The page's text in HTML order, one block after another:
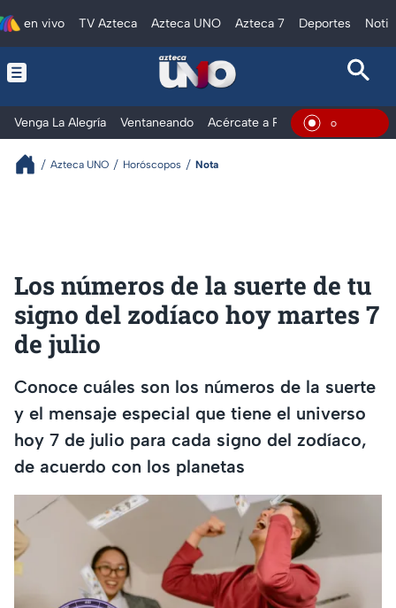
en vivo TV Azteca Azteca UNO Azteca 7 Deportes
Venga La Alegría Ventaneando Acércate a Rocío Al ExtremoEn Vivo
Azteca UNO Horóscopos Nota
Los números de la suerte de tu
signo del zodíaco hoy martes 7
de julio
Conoce cuáles son los números de la suerte
y el mensaje especial que tiene el universo
hoy 7 de julio para cada signo del zodíaco,
de acuerdo con los planetas